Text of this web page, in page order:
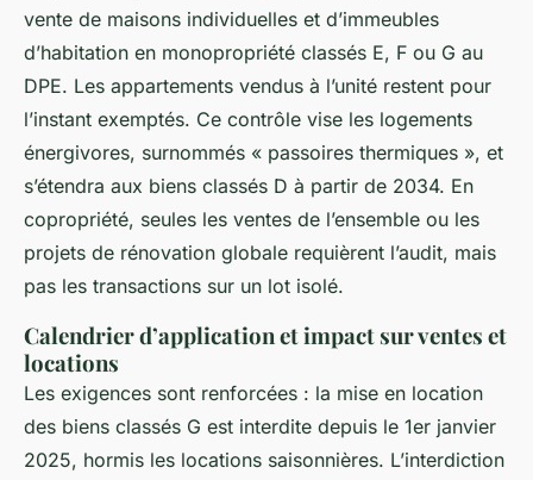
vente de maisons individuelles et d’immeubles
d’habitation en monopropriété classés E, F ou G au
DPE. Les appartements vendus à l’unité restent pour
l’instant exemptés. Ce contrôle vise les logements
énergivores, surnommés « passoires thermiques », et
s’étendra aux biens classés D à partir de 2034. En
copropriété, seules les ventes de l’ensemble ou les
projets de rénovation globale requièrent l’audit, mais
pas les transactions sur un lot isolé.
Calendrier d’application et impact sur ventes et
locations
Les exigences sont renforcées : la mise en location
des biens classés G est interdite depuis le 1er janvier
2025, hormis les locations saisonnières. L’interdiction